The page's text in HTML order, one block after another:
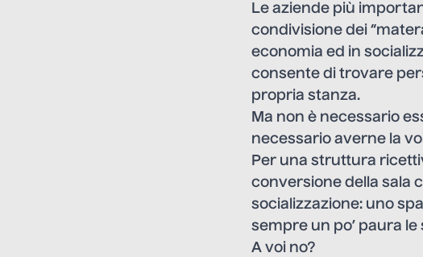
Le aziende più
condivisione dei
economia ed in
consente di trovare
propria stanza.
Ma non è necessario
necessario averne la
Per una struttura
conversione della sala
socializzazione: uno
sempre un po’ paura
A voi no?